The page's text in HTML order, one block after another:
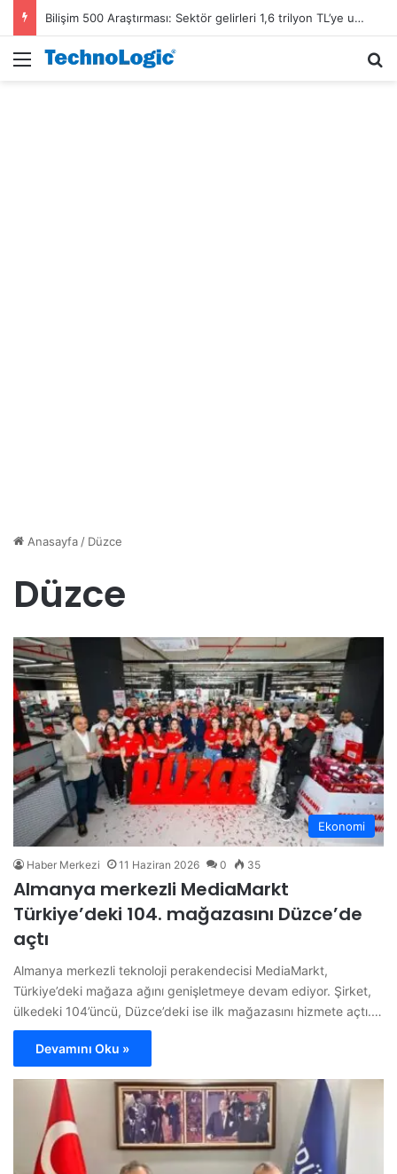
Bilişim 500 Araştırması: Sektör gelirleri 1,6 trilyon TL’ye ulaştı
Menü
Anasayfa/ Düzce
Düzce
Ekonomi
Haber Merkezi 11 Haziran 2026 0 35
Almanya merkezli MediaMarkt
Türkiye’deki 104. mağazasını Düzce’de
açtı
Almanya merkezli teknoloji perakendecisi MediaMarkt,
Türkiye’deki mağaza ağını genişletmeye devam ediyor. Şirket,
ülkedeki 104’üncü, Düzce’deki ise ilk mağazasını hizmete açtı.…
Devamını Oku »